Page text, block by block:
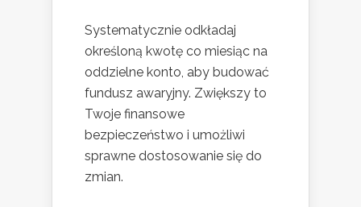
Systematycznie odkładaj
określoną kwotę co miesiąc na
oddzielne konto, aby budować
fundusz awaryjny. Zwiększy to
Twoje finansowe
bezpieczeństwo i umożliwi
sprawne dostosowanie się do
zmian.